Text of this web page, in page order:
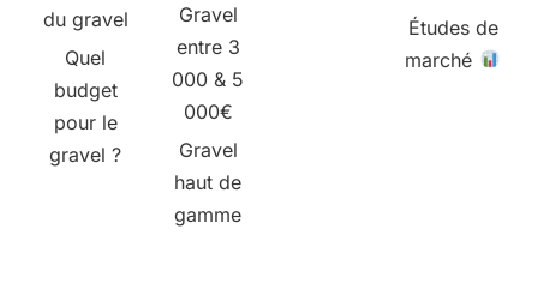
du gravel
Quel
budget
pour le
gravel ?
Gravel
entre 3
000 & 5
000€
Gravel
haut de
gamme
Études de
marché